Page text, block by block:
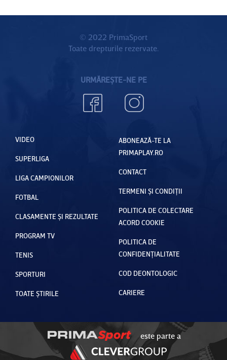
© 2022 PrimaSport
Toate drepturile rezervate.
URMĂREȘTE-NE PE
VIDEO
SUPERLIGA
LIGA CAMPIONILOR
FOTBAL
CLASAMENTE ȘI REZULTATE
PROGRAM TV
TENIS
SPORTURI
TOATE ȘTIRILE
ABONEAZĂ-TE LA
PRIMAPLAY.RO
CONTACT
TERMENI ȘI CONDIȚII
POLITICA DE COLECTARE
ACORD COOKIE
POLITICA DE
CONFIDENȚIALITATE
COD DEONTOLOGIC
CARIERE
este parte a